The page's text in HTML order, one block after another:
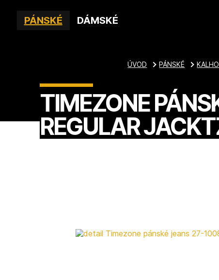
TIMEZONE
REGULAR
ÚVOD PÁNSKÉ
PÁNSKÉ DÁMSKÉ